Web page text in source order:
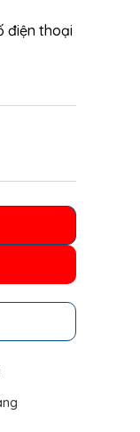
điện thoại